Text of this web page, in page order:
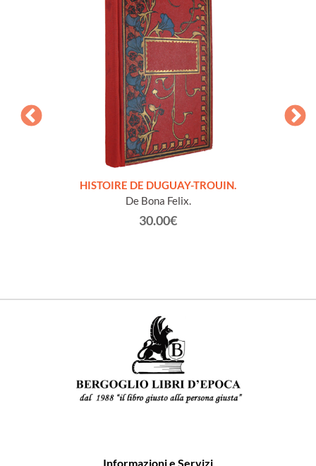
HISTOIRE DE DUGUAY-TROUIN.
De Bona Felix.
30.00€
Informazioni e Servizi